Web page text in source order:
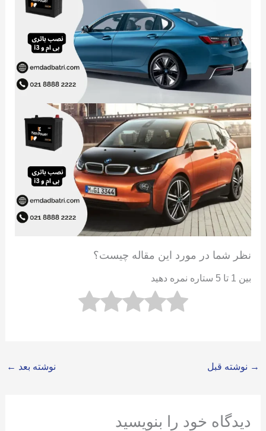
نظر شما در مورد این مقاله چیست؟
بین 1 تا 5 ستاره نمره دهید
→ نوشته قبل نوشته بعد ←
دیدگاه‌ خود را بنویسید